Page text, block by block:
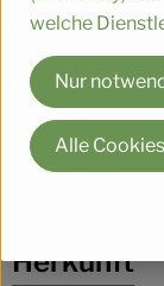
Lagerung:
Kopfsalate sind
aufbewahrt und
Herkunft
welche
Nur
Alle